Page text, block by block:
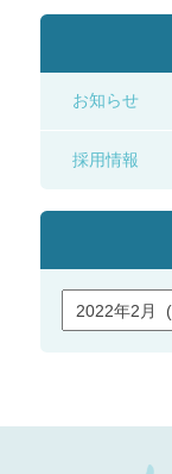
お知らせ
採用情報